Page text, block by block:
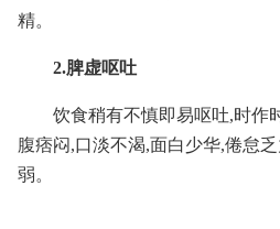
精。
2.脾虚呕吐
饮食稍有不慎即易呕吐,时作
腹痞闷,口淡不渴,面白少华,倦怠
弱。